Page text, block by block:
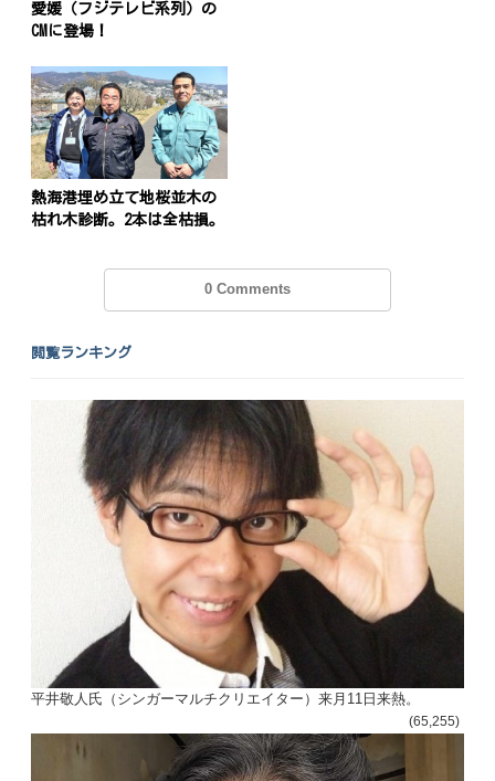
愛媛（フジテレビ系列）の
CMに登場！
熱海港埋め立て地桜並木の
枯れ木診断。2本は全枯損。
0 Comments
閲覧ランキング
平井敬人氏（シンガーマルチクリエイター）来月11日来熱。
(65,255)